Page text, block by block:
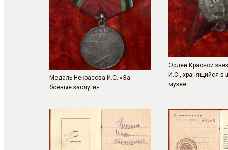
Медаль Некрасова И.С. «За
боевые заслуги»
Орден Красной
И.С., хранящийся в
музее